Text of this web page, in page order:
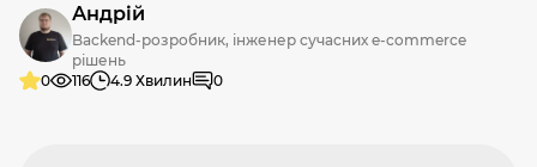
Андрій
Backend-розробник, інженер сучасних e-commerce
рішень
0
116 4.9 Хвилин 0